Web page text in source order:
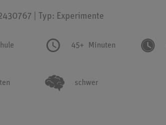
| Typ: Experimente
45+ Minuten
schwer